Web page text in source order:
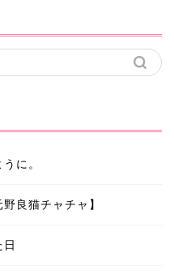
に。
良猫チャチャ】